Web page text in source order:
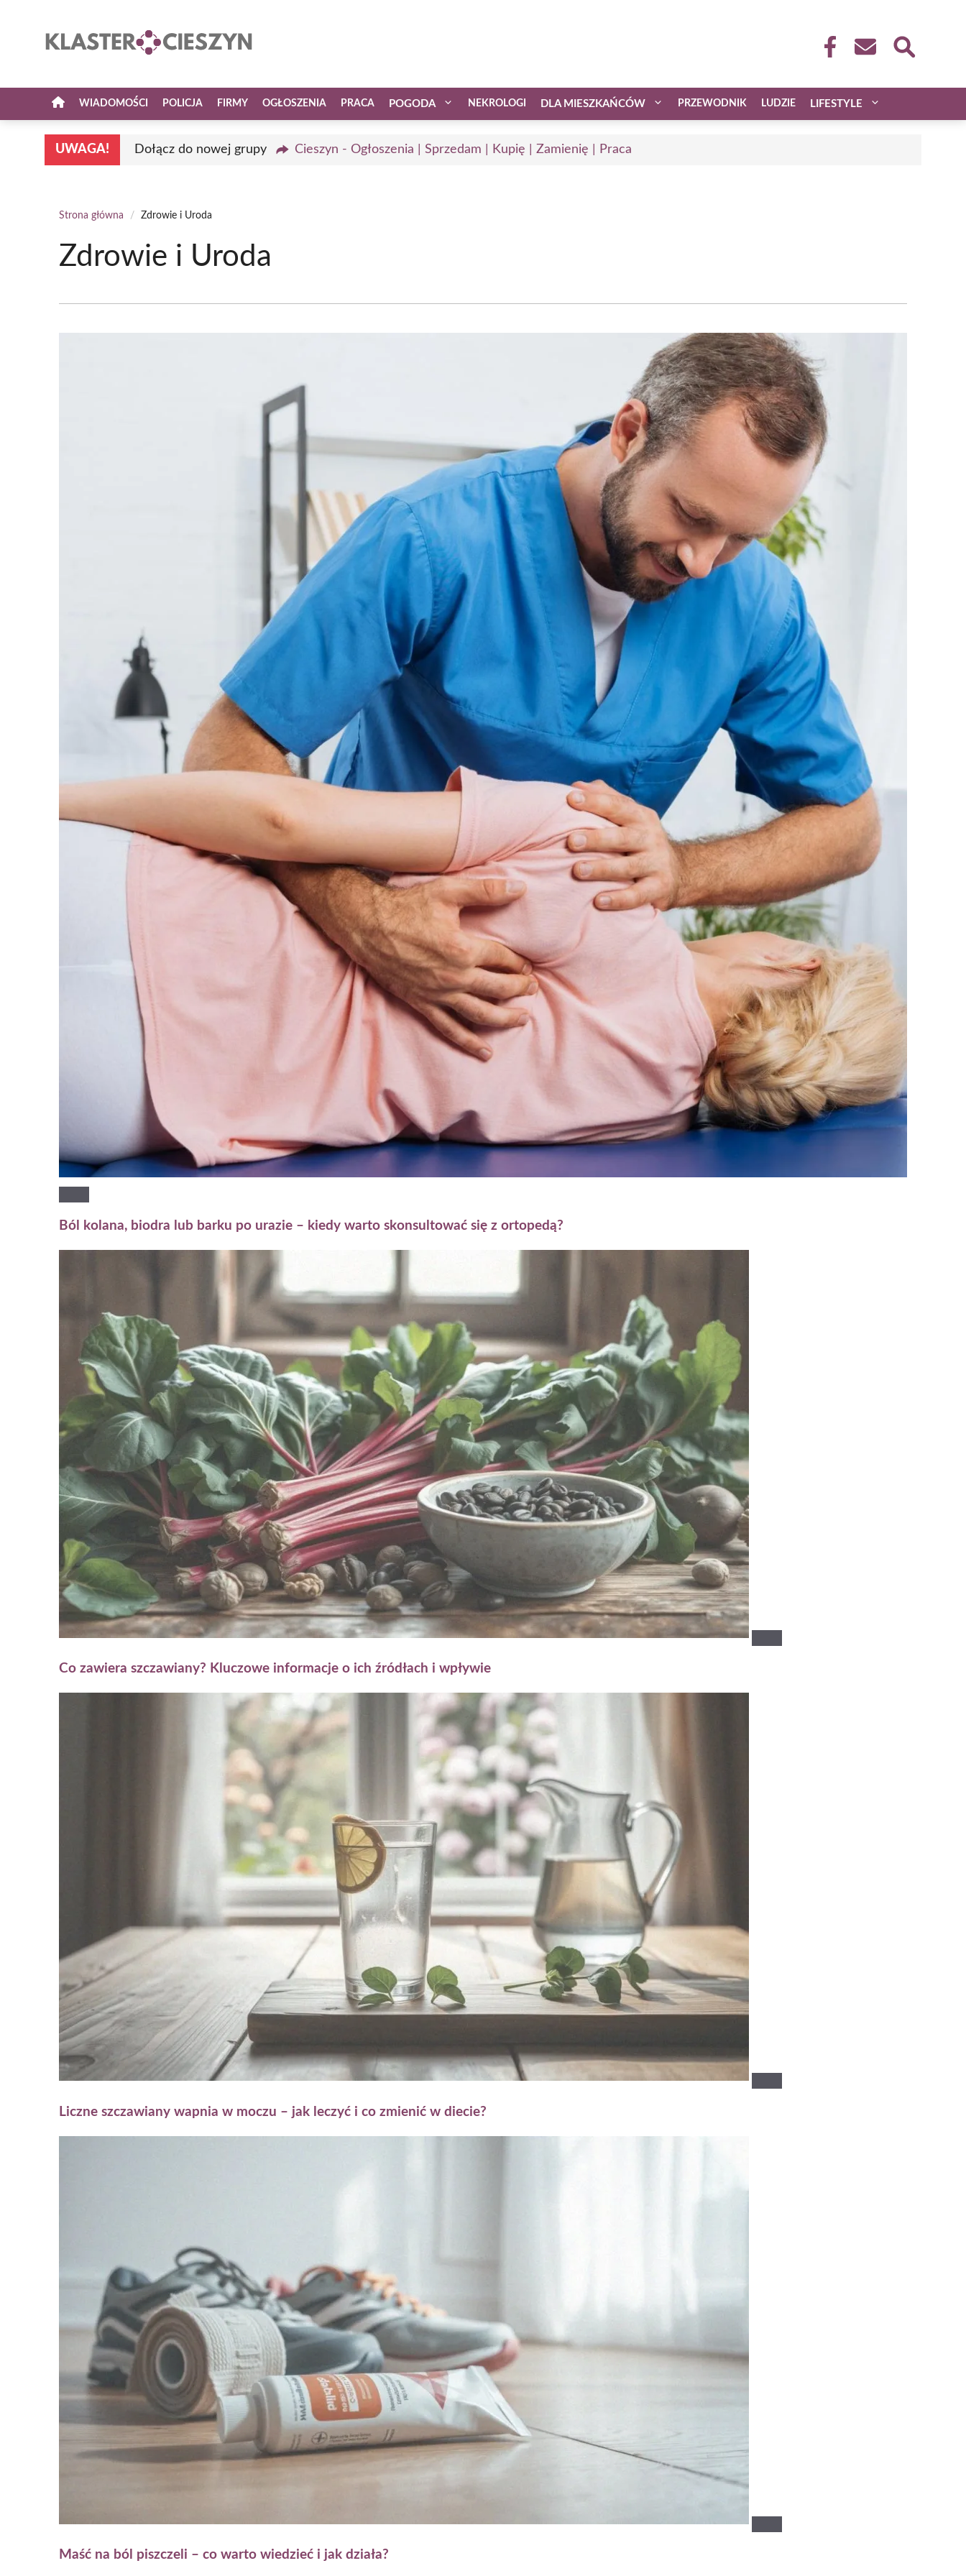
WIADOMOŚCI POLICJA FIRMY OGŁOSZENIA PRACA POGODA NEKROLOGI DLA MIESZKAŃCÓW PRZEWODNIK LUDZIE LIFESTYLE
UWAGA! Dołącz do nowej grupy Cieszyn - Ogłoszenia | Sprzedam | Kupię | Zamienię | Praca
Strona główna / Zdrowie i Uroda
Zdrowie i Uroda
Ból kolana, biodra lub barku po urazie – kiedy warto skonsultować się z ortopedą?
Co zawiera szczawiany? Kluczowe informacje o ich źródłach i wpływie
Liczne szczawiany wapnia w moczu – jak leczyć i co zmienić w diecie?
Maść na ból piszczeli – co warto wiedzieć i jak działa?